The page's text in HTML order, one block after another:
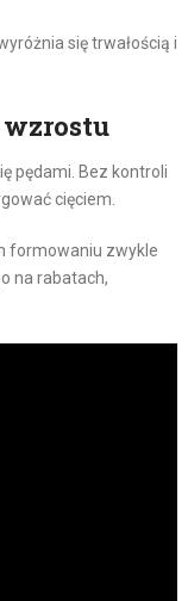
się trwałością i
pędami. Bez kontroli
cięciem.
formowaniu zwykle
na rabatach,